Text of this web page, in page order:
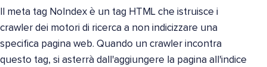
Il meta tag NoIndex è un tag HTML che istruisce i
crawler dei motori di ricerca a non indicizzare una
specifica pagina web. Quando un crawler incontra
questo tag, si asterrà dall'aggiungere la pagina all'indice